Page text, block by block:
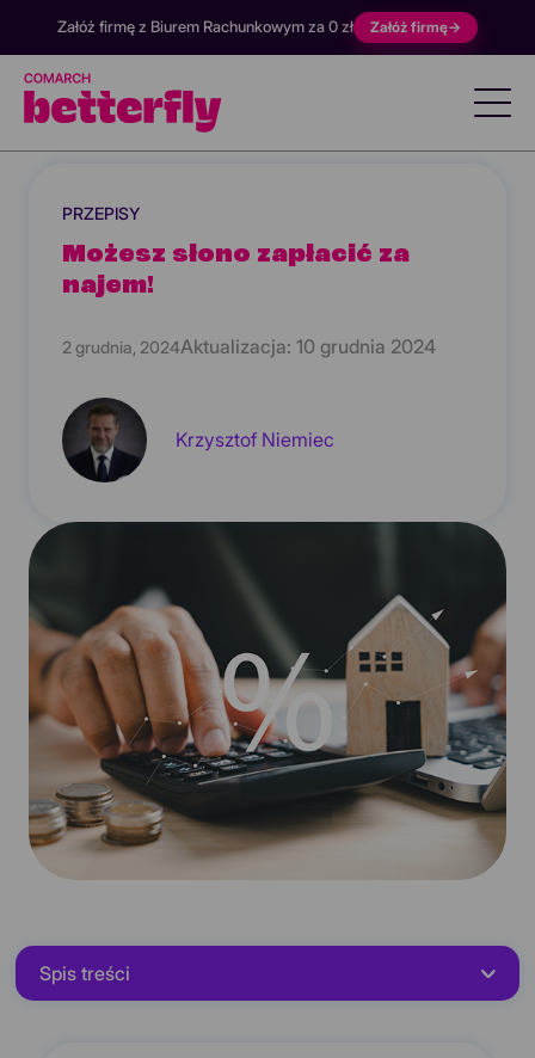
Załóż firmę z Biurem Rachunkowym za 0 zł Załóż firmę→
PRZEPISY
Możesz słono zapłacić za
najem!
2 grudnia, 2024Aktualizacja: 10 grudnia 2024
Krzysztof Niemiec
Spis treści